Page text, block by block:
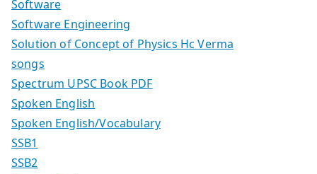
Software
Software Engineering
Solution of Concept of Physics Hc Verma
songs
Spectrum UPSC Book PDF
Spoken English
Spoken English/Vocabulary
SSB1
SSB2